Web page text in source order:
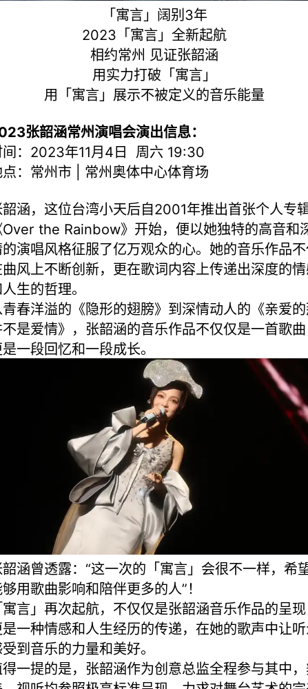
「寓言」阔别3年
2023「寓言」全新起航
相约常州 见证张韶涵
用实力打破「寓言」
用「寓言」展示不被定义的音乐能量
张韶涵常州演唱会演出信息：
间：2023年11月4日 周六 19:30
：常州市 | 常州奥体中心体育场
涵，这位台湾小天后自2001年推出首张个人专
the Rainbow》开始，便以她独特的高音和
演唱风格征服了亿万观众的心。她的音乐作品
风上不断创新，更在歌词内容上传递出深度的
生的哲理。
春洋溢的《隐形的翅膀》到深情动人的《亲爱
是爱情》，张韶涵的音乐作品不仅仅是一首歌曲
一段回忆和一段成长。
涵曾透露：“这一次的「寓言」会很不一样，希
用歌曲影响和陪伴更多的人”！
言」再次起航，不仅仅是张韶涵音乐作品的呈现
一种情感和人生经历的传递，在她的歌声中让
到音乐的力量和美好。
一提的是，张韶涵作为创意总监全程参与其中